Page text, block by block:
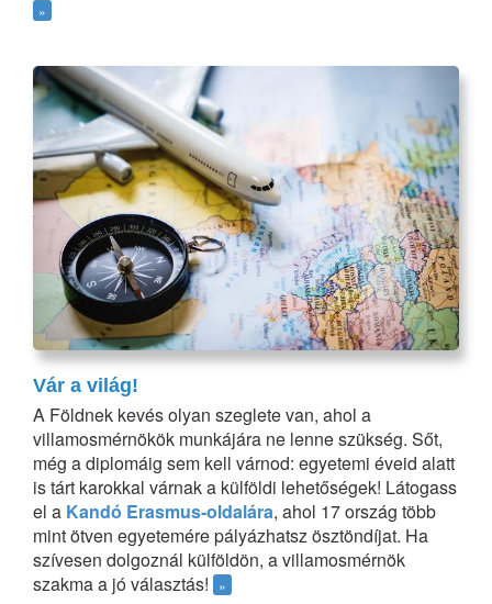
»
Vár a világ!
A Földnek kevés olyan szeglete van, ahol a
villamosmérnökök munkájára ne lenne szükség. Sőt,
még a diplomáig sem kell várnod: egyetemi éveid alatt
is tárt karokkal várnak a külföldi lehetőségek! Látogass
el a Kandó Erasmus-oldalára, ahol 17 ország több
mint ötven egyetemére pályázhatsz ösztöndíjat. Ha
szívesen dolgoznál külföldön, a villamosmérnök
szakma a jó választás!
»